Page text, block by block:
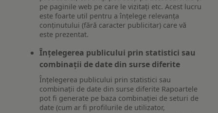
pe paginile web pe care le vizitați etc. Acest lucru
este foarte util pentru a înțelege relevanța
conținutului (fără caracter publicitar) care vă
este prezentat.
Înțelegerea publicului prin statistici sau
combinații de date din surse diferite
Înțelegerea publicului prin statistici sau
combinații de date din surse diferite Rapoartele
pot fi generate pe baza combinației de seturi de
date (cum ar fi profilurile de utilizator,